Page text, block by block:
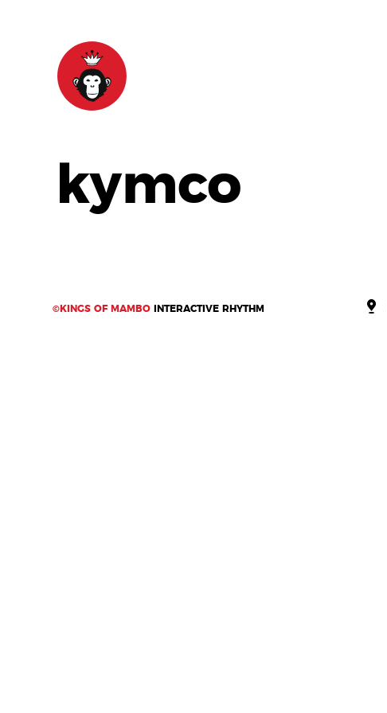
kymco
©KINGS OF MAMBOINTERACTIVE RHYTHM